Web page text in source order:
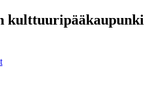
kulttuuripääkaupunki